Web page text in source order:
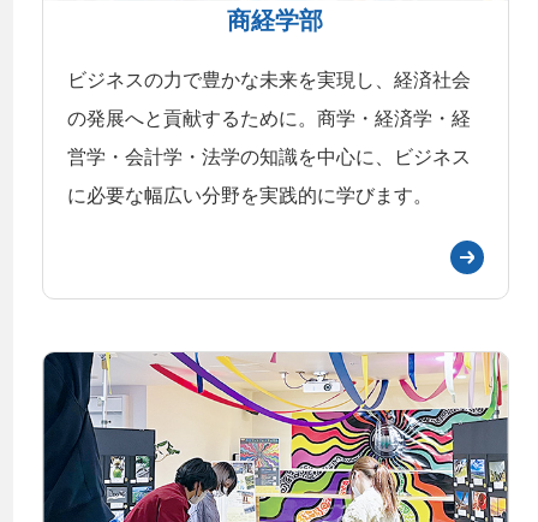
商経学部
ビジネスの力で豊かな未来を実現し、経済社会
の発展へと貢献するために。商学・経済学・経
営学・会計学・法学の知識を中心に、ビジネス
に必要な幅広い分野を実践的に学びます。